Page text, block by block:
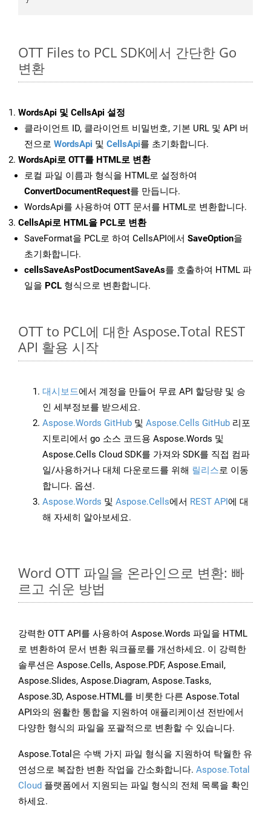
OTT Files to PCL SDK에서 간단한 Go
변환
WordsApi 및 CellsApi 설정
클라이언트 ID, 클라이언트 비밀번호, 기본 URL 및 API 버
전으로 WordsApi 및 CellsApi를 초기화합니다.
WordsApi로 OTT를 HTML로 변환
로컬 파일 이름과 형식을 HTML로 설정하여
ConvertDocumentRequest를 만듭니다.
WordsApi를 사용하여 OTT 문서를 HTML로 변환합니다.
CellsApi로 HTML을 PCL로 변환
SaveFormat을 PCL로 하여 CellsAPI에서 SaveOption을
초기화합니다.
cellsSaveAsPostDocumentSaveAs를 호출하여 HTML 파
일을 PCL 형식으로 변환합니다.
OTT to PCL에 대한 Aspose.Total REST
API 활용 시작
대시보드에서 계정을 만들어 무료 API 할당량 및 승
인 세부정보를 받으세요.
Aspose.Words GitHub 및 Aspose.Cells GitHub 리포
지토리에서 go 소스 코드용 Aspose.Words 및
Aspose.Cells Cloud SDK를 가져와 SDK를 직접 컴파
일/사용하거나 대체 다운로드를 위해 릴리스로 이동
합니다. 옵션.
Aspose.Words 및 Aspose.Cells에서 REST API에 대
해 자세히 알아보세요.
Word OTT 파일을 온라인으로 변환: 빠
르고 쉬운 방법
강력한 OTT API를 사용하여 Aspose.Words 파일을 HTML
로 변환하여 문서 변환 워크플로를 개선하세요. 이 강력한
솔루션은 Aspose.Cells, Aspose.PDF, Aspose.Email,
Aspose.Slides, Aspose.Diagram, Aspose.Tasks,
Aspose.3D, Aspose.HTML를 비롯한 다른 Aspose.Total
API와의 원활한 통합을 지원하여 애플리케이션 전반에서
다양한 형식의 파일을 포괄적으로 변환할 수 있습니다.
Aspose.Total은 수백 가지 파일 형식을 지원하여 탁월한 유
연성으로 복잡한 변환 작업을 간소화합니다. Aspose.Total
Cloud 플랫폼에서 지원되는 파일 형식의 전체 목록을 확인
하세요.